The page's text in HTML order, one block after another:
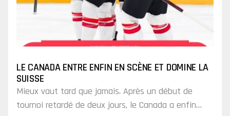
LE CANADA ENTRE ENFIN EN SCÈNE ET DOMINE LA
SUISSE
Mieux vaut tard que jamais. Après un début de
tournoi retardé de deux jours, le Canada a enfin